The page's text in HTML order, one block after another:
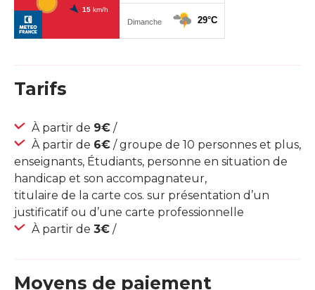
Tarifs
À partir de 9€ /
À partir de 6€ / groupe de 10 personnes et plus,
enseignants, Étudiants, personne en situation de
handicap et son accompagnateur,
titulaire de la carte cos. sur présentation d’un
justificatif ou d’une carte professionnelle
À partir de 3€ /
Moyens de paiement